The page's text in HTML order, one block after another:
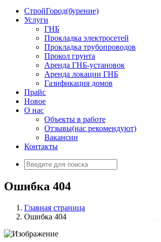
«СТРОЙГОРОД» ∿ Бурение ∿ ГНБ ∿
СтройГород(бурение)
Услуги
ГНБ
Прокладка электросетей
Прокладка трубопроводов
Прокол грунта
Аренда ГНБ-установок
Аренда локации ГНБ
Газификация домов
Прайс
Новое
О нас
Объекты в работе
Отзывы(нас рекомендуют)
Вакансии
Контакты
Искать:
Ошибка 404
Главная страница
Ошибка 404